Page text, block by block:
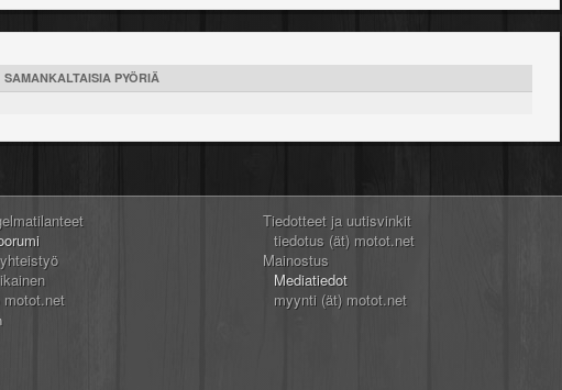
SAMANKALTAISIA PYÖRIÄ
Tiedotteet ja uutisvinkit
tiedotus (ät) motot.net
Mainostus
Mediatiedot
myynti (ät) motot.net